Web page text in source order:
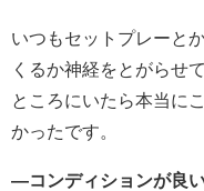
いつもセットプレーと
くるか神経をとがらせ
ところにいたら本当に
かったです。
―コンディションが良